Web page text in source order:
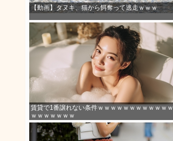
【動画】タヌキ、猫から餌奪って逃走ｗｗｗ
賃貸で1番譲れない条件ｗｗｗｗｗｗｗｗｗｗｗｗ
ｗｗｗｗｗｗｗ